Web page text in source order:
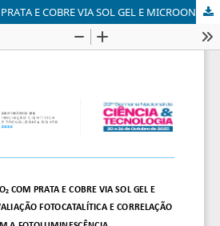
SÍNTESE DE TiO2 COM PRATA E COBRE VIA SOL GEL E MICROONDAS: AVALIAÇÃO FOTOCATALÍTICA E CORRELAÇÃO COM A FOTOLUMINESCÊNCIA